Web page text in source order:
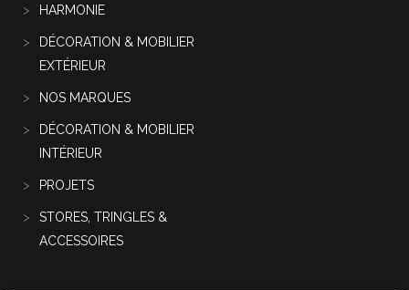
HARMONIE
DÉCORATION & MOBILIER
EXTÉRIEUR
NOS MARQUES
DÉCORATION & MOBILIER
INTÉRIEUR
PROJETS
STORES, TRINGLES &
ACCESSOIRES